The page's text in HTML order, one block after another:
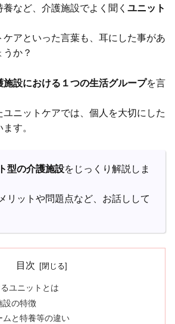
など、介護施設でよく聞く ユニット
アといった言葉も、耳にした事があ
か？
施設における１つの生活グループを言
ニットケアでは、個人を大切にした
す。
型の介護施設をじっくり解説しま
リットや問題点など、お話しして
目次
ユニットとは
設の特徴
ムと特養等の違い